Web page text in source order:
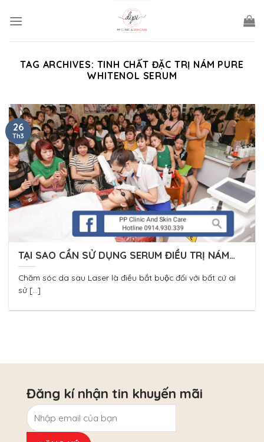
TAG ARCHIVES: TINH CHẤT ĐẶC TRỊ NÁM PURE
WHITENOL SERUM
TẠI SAO CẦN SỬ DỤNG SERUM ĐIỀU TRỊ NÁM
PURE WHITENOL SKIN MD* SAU LASER
Chăm sóc da sau Laser là điều bắt buộc đối với bất cứ ai
sử [...]
26
Th3
Đăng kí nhận tin khuyến mãi